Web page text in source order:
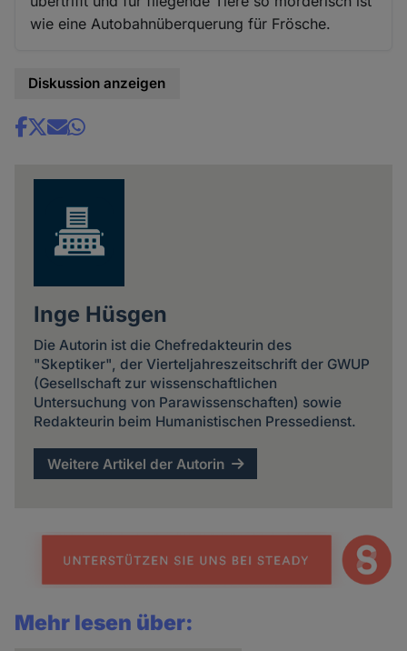
wie eine Autobahnüberquerung für Frösche.
Diskussion anzeigen
Share
Inge Hüsgen
Die Autorin ist die Chefredakteurin des
"Skeptiker", der Vierteljahreszeitschrift der GWUP
(Gesellschaft zur wissenschaftlichen
Untersuchung von Parawissenschaften) sowie
Redakteurin beim Humanistischen Pressedienst.
Weitere Artikel der Autorin
Mehr lesen über: